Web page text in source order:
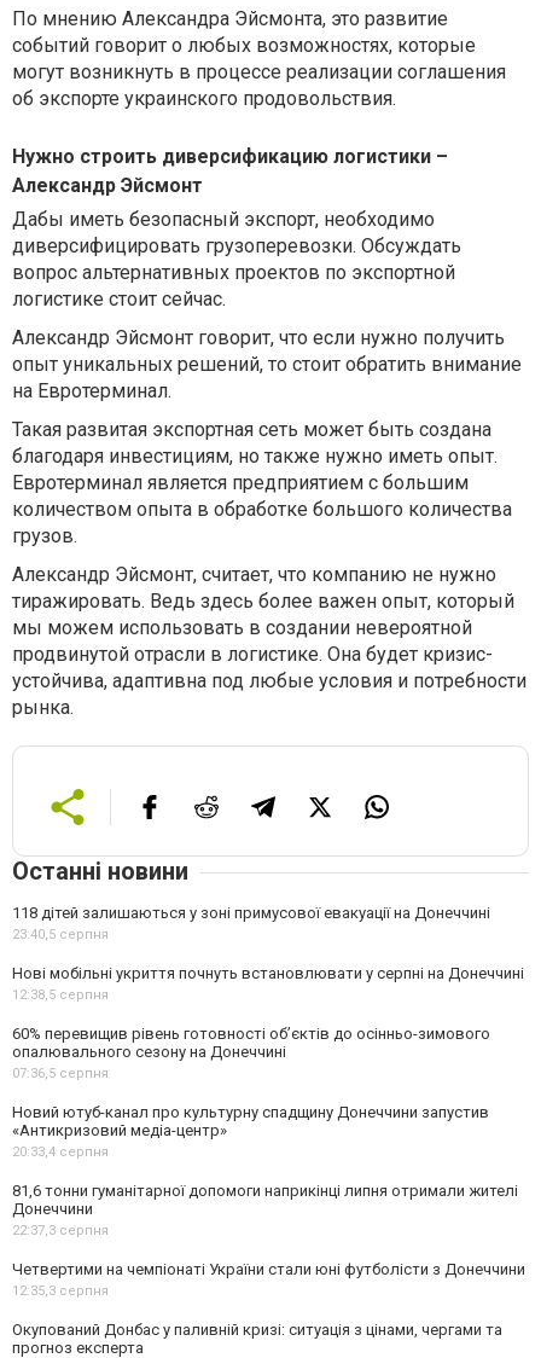
По мнению Александра Эйсмонта, это развитие
событий говорит о любых возможностях, которые
могут возникнуть в процессе реализации соглашения
об экспорте украинского продовольствия.
Нужно строить диверсификацию логистики –
Александр Эйсмонт
Дабы иметь безопасный экспорт, необходимо
диверсифицировать грузоперевозки. Обсуждать
вопрос альтернативных проектов по экспортной
логистике стоит сейчас.
Александр Эйсмонт говорит, что если нужно получить
опыт уникальных решений, то стоит обратить внимание
на Евротерминал.
Такая развитая экспортная сеть может быть создана
благодаря инвестициям, но также нужно иметь опыт.
Евротерминал является предприятием с большим
количеством опыта в обработке большого количества
грузов.
Александр Эйсмонт, считает, что компанию не нужно
тиражировать. Ведь здесь более важен опыт, который
мы можем использовать в создании невероятной
продвинутой отрасли в логистике. Она будет кризис-
устойчива, адаптивна под любые условия и потребности
рынка.
Останні новини
118 дітей залишаються у зоні примусової евакуації на Донеччині
23:40,5 серпня
Нові мобільні укриття почнуть встановлювати у серпні на Донеччині
12:38,5 серпня
60% перевищив рівень готовності об’єктів до осінньо-зимового
опалювального сезону на Донеччині
07:36,5 серпня
Новий ютуб-канал про культурну спадщину Донеччини запустив
«Антикризовий медіа-центр»
20:33,4 серпня
81,6 тонни гуманітарної допомоги наприкінці липня отримали жителі
Донеччини
22:37,3 серпня
Четвертими на чемпіонаті України стали юні футболісти з Донеччини
12:35,3 серпня
Окупований Донбас у паливній кризі: ситуація з цінами, чергами та
прогноз експерта